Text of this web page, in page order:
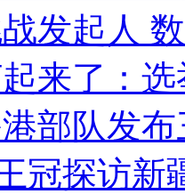
发起人
来了：
部队发
冠探访新